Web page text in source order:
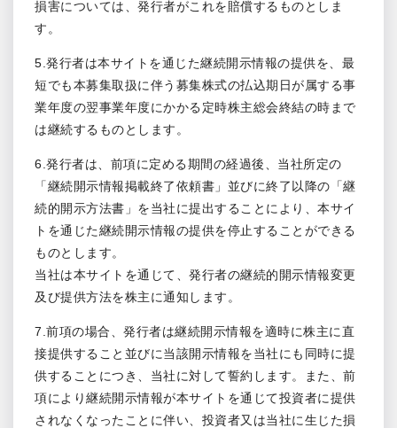
損害については、発行者がこれを賠償するものとしま
す。
5.発行者は本サイトを通じた継続開示情報の提供を、最
短でも本募集取扱に伴う募集株式の払込期日が属する事
業年度の翌事業年度にかかる定時株主総会終結の時まで
は継続するものとします。
6.発行者は、前項に定める期間の経過後、当社所定の
「継続開示情報掲載終了依頼書」並びに終了以降の「継
続的開示方法書」を当社に提出することにより、本サイ
トを通じた継続開示情報の提供を停止することができる
ものとします。
当社は本サイトを通じて、発行者の継続的開示情報変更
及び提供方法を株主に通知します。
7.前項の場合、発行者は継続開示情報を適時に株主に直
接提供すること並びに当該開示情報を当社にも同時に提
供することにつき、当社に対して誓約します。また、前
項により継続開示情報が本サイトを通じて投資者に提供
されなくなったことに伴い、投資者又は当社に生じた損